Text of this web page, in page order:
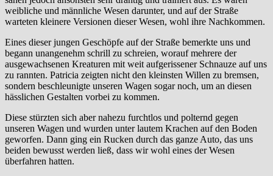
weibliche und männliche Wesen darunter, und auf der Straße
warteten kleinere Versionen dieser Wesen, wohl ihre Nachkommen.
Eines dieser jungen Geschöpfe auf der Straße bemerkte uns und
begann unangenehm schrill zu schreien, worauf mehrere der
ausgewachsenen Kreaturen mit weit aufgerissener Schnauze auf uns
zu rannten. Patricia zeigten nicht den kleinsten Willen zu bremsen,
sondern beschleunigte unseren Wagen sogar noch, um an diesen
hässlichen Gestalten vorbei zu kommen.
Diese stürzten sich aber nahezu furchtlos und polternd gegen
unseren Wagen und wurden unter lautem Krachen auf den Boden
geworfen. Dann ging ein Rucken durch das ganze Auto, das uns
beiden bewusst werden ließ, dass wir wohl eines der Wesen
überfahren hatten.